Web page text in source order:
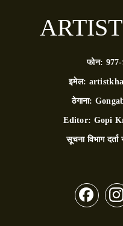
फोन:
इमेल:
ठेगाना:
Editor: Gopi
सूचना विभाग दर्ता